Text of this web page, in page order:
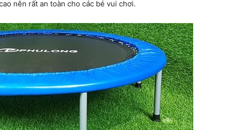
nên rất an toàn cho các bé vui chơi.